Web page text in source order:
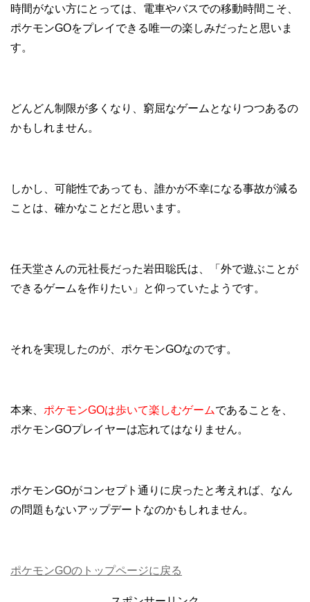
時間がない方にとっては、電車やバスでの移動時間こそ、
ポケモンGOをプレイできる唯一の楽しみだったと思いま
す。
どんどん制限が多くなり、窮屈なゲームとなりつつあるの
かもしれません。
しかし、可能性であっても、誰かが不幸になる事故が減る
ことは、確かなことだと思います。
任天堂さんの元社長だった岩田聡氏は、「外で遊ぶことが
できるゲームを作りたい」と仰っていたようです。
それを実現したのが、ポケモンGOなのです。
本来、 ポケモンGOは歩いて楽しむゲームであることを、
ポケモンGOプレイヤーは忘れてはなりません。
ポケモンGOがコンセプト通りに戻ったと考えれば、なん
の問題もないアップデートなのかもしれません。
ポケモンGOのトップページに戻る